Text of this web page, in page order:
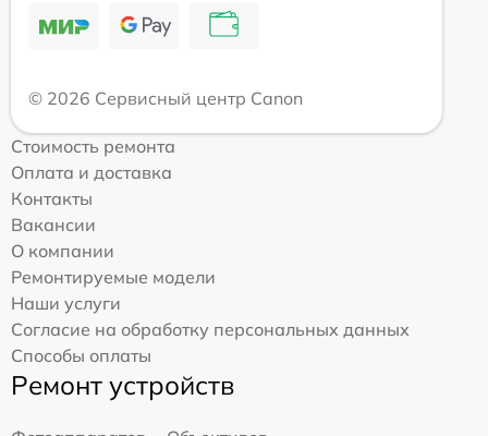
© 2026 Сервисный центр Canon
Стоимость ремонта
Оплата и доставка
Контакты
Вакансии
О компании
Ремонтируемые модели
Наши услуги
Согласие на обработку персональных данных
Способы оплаты
Ремонт устройств